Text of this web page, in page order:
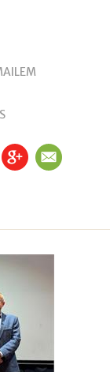
GP EM